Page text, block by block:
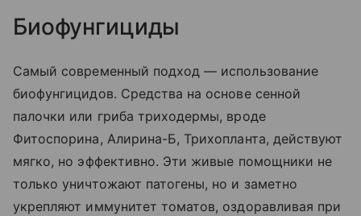
Биофунгициды
Самый современный подход — использование
биофунгицидов. Средства на основе сенной
палочки или гриба триходермы, вроде
Фитоспорина, Алирина-Б, Трихопланта, действуют
мягко, но эффективно. Эти живые помощники не
только уничтожают патогены, но и заметно
укрепляют иммунитет томатов, оздоравливая при